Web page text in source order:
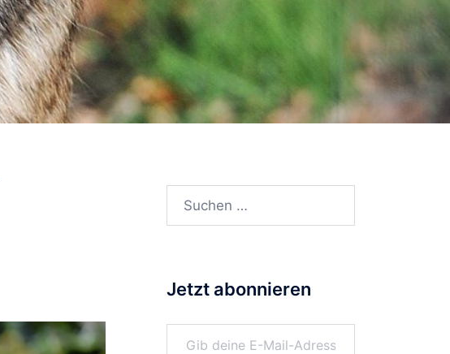
Suchen
Jetzt abonnieren
Gib deine E-Mail-Adresse ein ...